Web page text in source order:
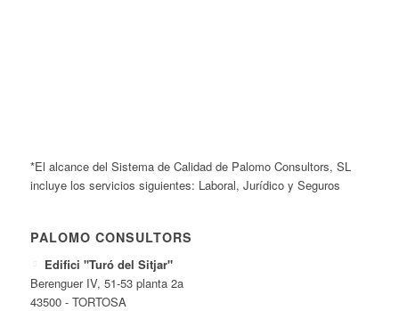
*El alcance del Sistema de Calidad de Palomo Consultors, SL
incluye los servicios siguientes: Laboral, Jurídico y Seguros
PALOMO CONSULTORS
Edifici "Turó del Sitjar"
Berenguer IV, 51-53 planta 2a
43500 - TORTOSA